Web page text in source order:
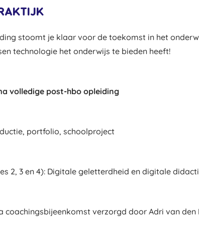
stoomt je klaar voor de toekomst in het
technologie het onderwijs te bieden heeft!
volledige post-hbo opleiding
portfolio, schoolproject
2, 3 en 4): Digitale geletterdheid en digitale
coachingsbijeenkomst verzorgd door Adri van den